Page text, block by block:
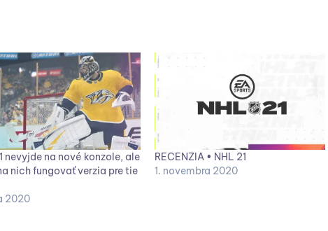
nevyjde na nové konzole, ale
nich fungovať verzia pre tie
2020
RECENZIA • NHL 21
1. novembra 2020